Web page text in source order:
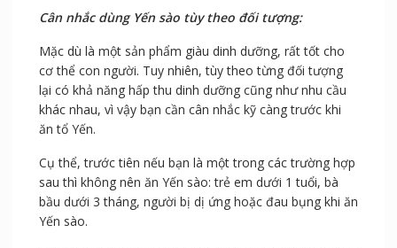
Cân nhắc dùng Yến sào tùy theo đối tượng:
Mặc dù là một sản phẩm giàu dinh dưỡng, rất tốt cho
cơ thể con người. Tuy nhiên, tùy theo từng đối tượng
lại có khả năng hấp thu dinh dưỡng cũng như nhu cầu
khác nhau, vì vậy bạn cần cân nhắc kỹ càng trước khi
ăn tổ Yến.
Cụ thể, trước tiên nếu bạn là một trong các trường hợp
sau thì không nên ăn Yến sào: trẻ em dưới 1 tuổi, bà
bầu dưới 3 tháng, người bị dị ứng hoặc đau bụng khi ăn
Yến sào.